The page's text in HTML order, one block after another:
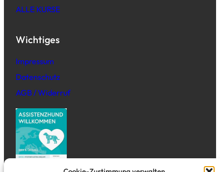
ALLE KURSE
Wichtiges
Impressum
Datenschutz
AGB / Widerruf